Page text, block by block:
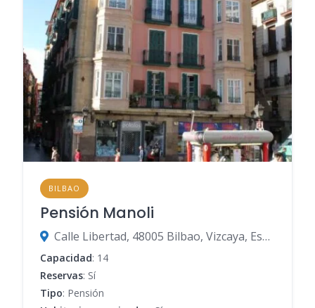
BILBAO
Pensión Manoli
Calle Libertad, 48005 Bilbao, Vizcaya, España
Capacidad: 14
Reservas: Sí
Tipo: Pensión